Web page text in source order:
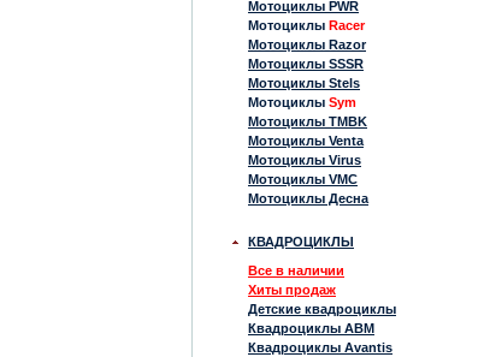
Мотоциклы PWR
Мотоциклы Racer
Мотоциклы Razor
Мотоциклы SSSR
Мотоциклы Stels
Мотоциклы Sym
Мотоциклы TMBK
Мотоциклы Venta
Мотоциклы Virus
Мотоциклы VMC
Мотоциклы Десна
КВАДРОЦИКЛЫ
Все в наличии
Хиты продаж
Детские квадроциклы
Квадроциклы ABM
Квадроциклы Avantis